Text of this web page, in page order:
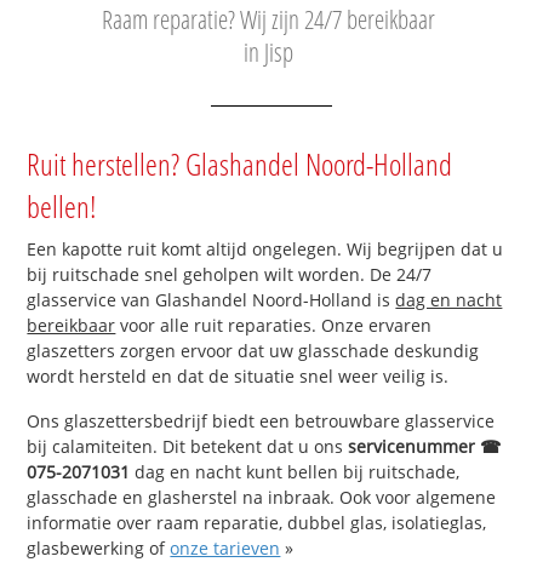
Raam reparatie? Wij zijn 24/7 bereikbaar
in Jisp
Ruit herstellen? Glashandel Noord-Holland
bellen!
Een kapotte ruit komt altijd ongelegen. Wij begrijpen dat u
bij ruitschade snel geholpen wilt worden. De 24/7
glasservice van Glashandel Noord-Holland isdag en nacht
bereikbaar voor alle ruit reparaties. Onze ervaren
glaszetters zorgen ervoor dat uw glasschade deskundig
wordt hersteld en dat de situatie snel weer veilig is.
Ons glaszettersbedrijf biedt een betrouwbare glasservice
bij calamiteiten. Dit betekent dat u onsservicenummer ☎
075-2071031 dag en nacht kunt bellen bij ruitschade,
glasschade en glasherstel na inbraak. Ook voor algemene
informatie over raam reparatie, dubbel glas, isolatieglas,
glasbewerking ofonze tarieven »